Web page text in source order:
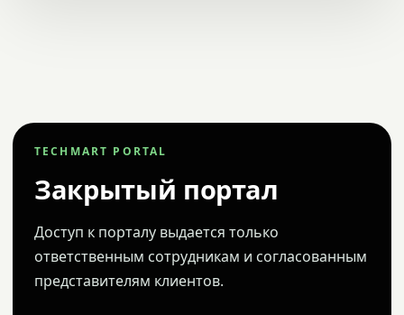
TECHMART PORTAL
Закрытый портал
Доступ к порталу выдается только
ответственным сотрудникам и согласованным
представителям клиентов.